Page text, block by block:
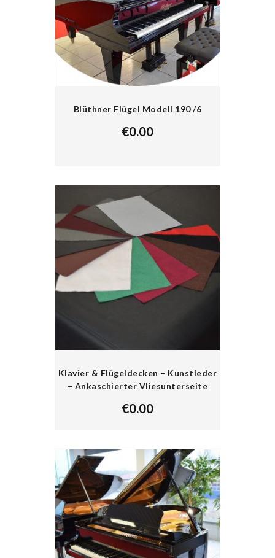
Blüthner Flügel Modell 190 /6
€0.00
Klavier & Flügeldecken – Kunstleder
– Ankaschierter Vliesunterseite
€0.00